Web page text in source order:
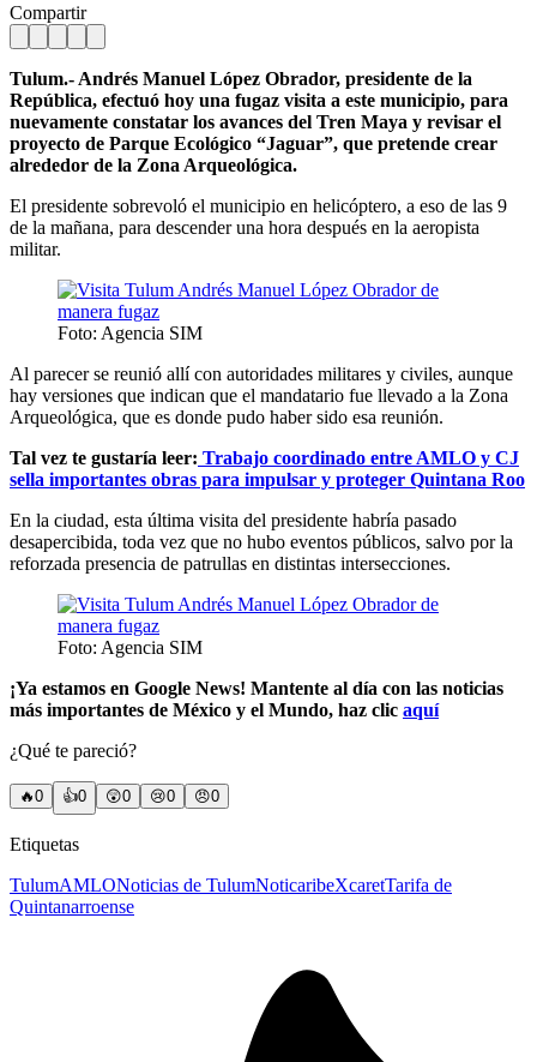
Compartir
Tulum.- Andrés Manuel López Obrador, presidente de la
República, efectuó hoy una fugaz visita a este municipio, para
nuevamente constatar los avances del Tren Maya y revisar el
proyecto de Parque Ecológico “Jaguar”, que pretende crear
alrededor de la Zona Arqueológica.
El presidente sobrevoló el municipio en helicóptero, a eso de las 9
de la mañana, para descender una hora después en la aeropista
militar.
Foto: Agencia SIM
Al parecer se reunió allí con autoridades militares y civiles, aunque
hay versiones que indican que el mandatario fue llevado a la Zona
Arqueológica, que es donde pudo haber sido esa reunión.
Tal vez te gustaría leer: Trabajo coordinado entre AMLO y CJ
sella importantes obras para impulsar y proteger Quintana Roo
En la ciudad, esta última visita del presidente habría pasado
desapercibida, toda vez que no hubo eventos públicos, salvo por la
reforzada presencia de patrullas en distintas intersecciones.
Foto: Agencia SIM
¡Ya estamos en Google News! Mantente al día con las noticias
más importantes de México y el Mundo, haz clic aquí
¿Qué te pareció?
🔥0 👍0 😲0 😢0 😠0
Etiquetas
TulumAMLONoticias de TulumNoticaribeXcaretTarifa de
Quintanarroense